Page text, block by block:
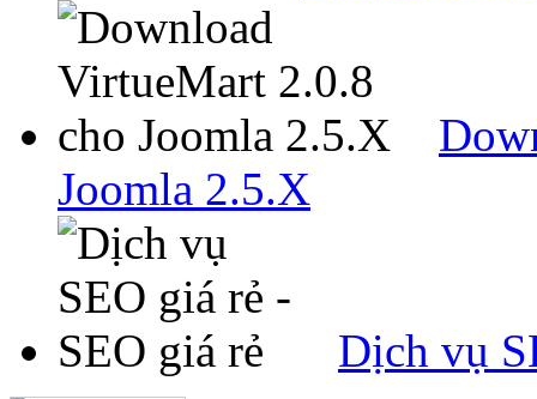
Joomla 2.5.X
Dịch vụ